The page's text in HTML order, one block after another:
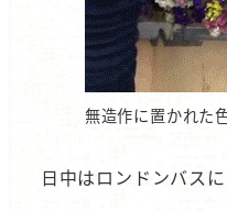
無造作に置かれた
日中はロンドンバス